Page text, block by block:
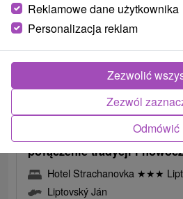
Urlop wellness w Dolinie
połączenie tradycji i
Hotel Strachanovka ★★★
Liptovský Ján
Reklamowe dane użytkownika
Personalizacja reklam
Odmówić
Zezwól
Zezwolić